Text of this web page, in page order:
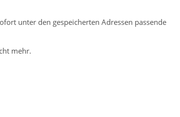
unter den gespeicherten Adressen passende
mehr.